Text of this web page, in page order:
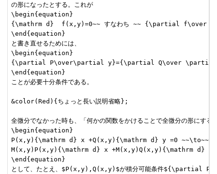
の形になったとする。これが
\begin{equation}
{\mathrm d}  f(x,y)=0~~ すなわち ~~ {\partial
\end{equation}
と書き直せるためには、
\begin{equation}
{\partial P\over\partial y}={\partial Q\over
\end{equation}
ことが必要十分条件である。
&color(Red){ちょっと長い説明省略};
全微分でなかった時も、「何かの関数をかけることで全微分の形にする
\begin{equation}
P(x,y){\mathrm d} x +Q(x,y){\mathrm d} y =0 ~~\to~~
M(x,y)P(x,y){\mathrm d} x +M(x,y)Q(x,y){\mathrm d} y
\end{equation}
として、たとえ、$P(x,y),Q(x,y)$が積分可能条件